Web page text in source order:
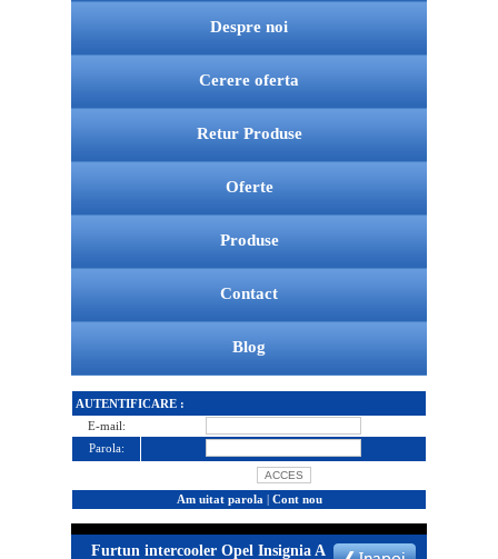
Despre noi
Cerere oferta
Retur Produse
Oferte
Produse
Contact
Blog
AUTENTIFICARE :
E-mail:
Parola:
Am uitat parola | Cont nou
Furtun intercooler Opel Insignia A